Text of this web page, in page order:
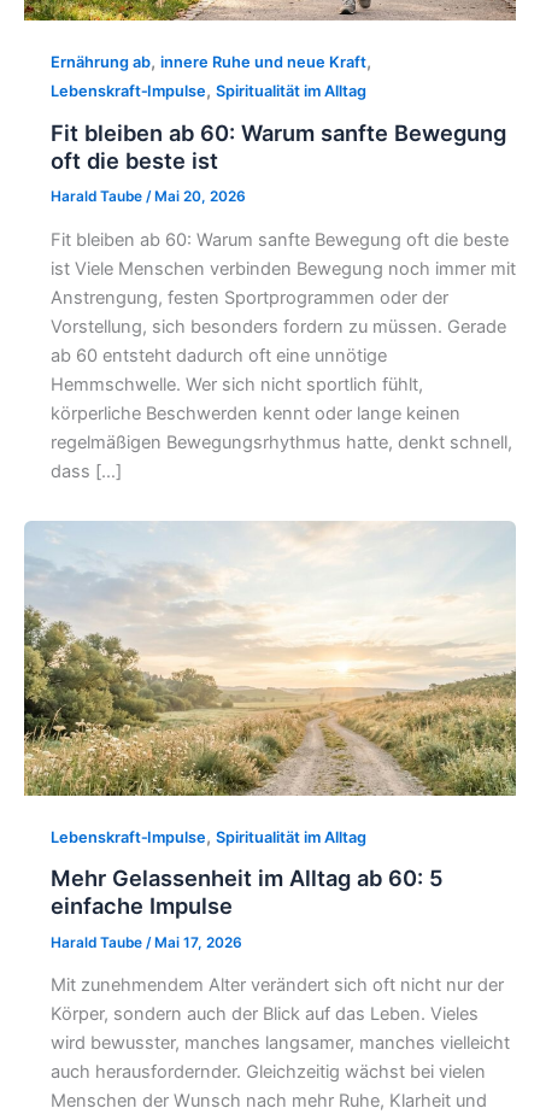
Ernährung ab, innere Ruhe und neue Kraft,
Lebenskraft‑Impulse, Spiritualität im Alltag
Fit bleiben ab 60: Warum sanfte Bewegung
oft die beste ist
Harald Taube / Mai 20, 2026
Fit bleiben ab 60: Warum sanfte Bewegung oft die beste
ist Viele Menschen verbinden Bewegung noch immer mit
Anstrengung, festen Sportprogrammen oder der
Vorstellung, sich besonders fordern zu müssen. Gerade
ab 60 entsteht dadurch oft eine unnötige
Hemmschwelle. Wer sich nicht sportlich fühlt,
körperliche Beschwerden kennt oder lange keinen
regelmäßigen Bewegungsrhythmus hatte, denkt schnell,
dass […]
Lebenskraft‑Impulse, Spiritualität im Alltag
Mehr Gelassenheit im Alltag ab 60: 5
einfache Impulse
Harald Taube / Mai 17, 2026
Mit zunehmendem Alter verändert sich oft nicht nur der
Körper, sondern auch der Blick auf das Leben. Vieles
wird bewusster, manches langsamer, manches vielleicht
auch herausfordernder. Gleichzeitig wächst bei vielen
Menschen der Wunsch nach mehr Ruhe, Klarheit und